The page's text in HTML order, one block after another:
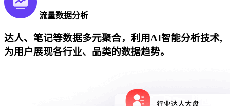
流量数据分析
达人、笔记等数据多元聚合，利用AI智能分析技术,
为用户展现各行业、品类的数据趋势。